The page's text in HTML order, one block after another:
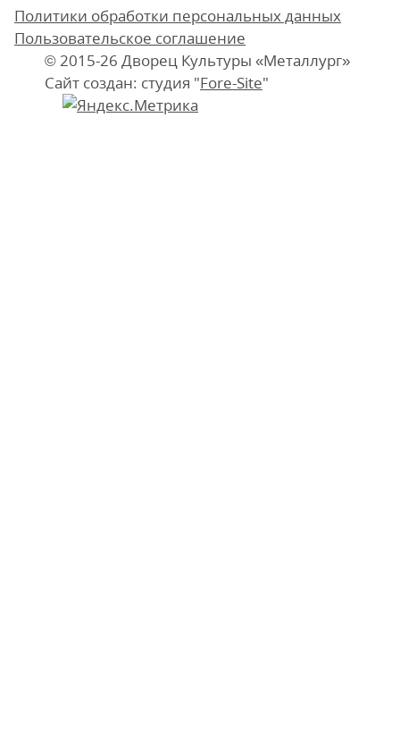
Политики обработки персональных данных
Пользовательское соглашение
© 2015-26 Дворец Культуры «Металлург»
Сайт создан: студия "Fore-Site"